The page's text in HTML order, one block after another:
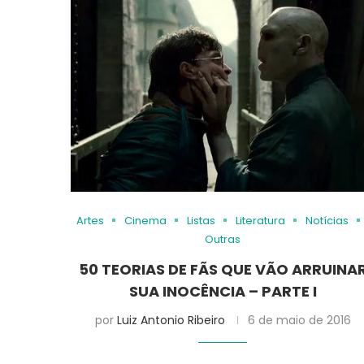
Artes Cinema Listas Literatura
Notícias
Outras
50 TEORIAS DE FÃS QUE VÃO
SUA INOCÊNCIA – PARTE I
por Luiz Antonio Ribeiro 6 de maio de 2016